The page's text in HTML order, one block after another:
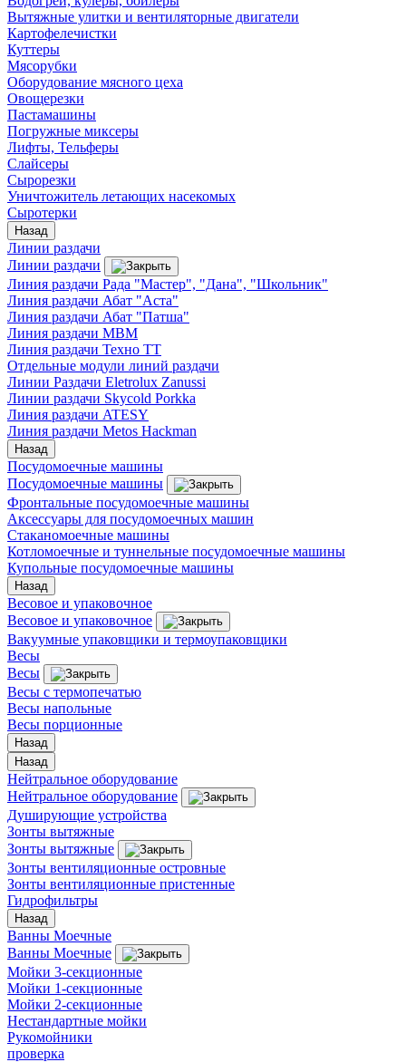
Вытяжные улитки и вентиляторные двигатели
Картофелечистки
Куттеры
Мясорубки
Оборудование мясного цеха
Овощерезки
Пастамашины
Погружные миксеры
Лифты, Тельферы
Слайсеры
Сырорезки
Уничтожитель летающих насекомых
Сыротерки
Назад
Линии раздачи
Линии раздачи
Линия раздачи Рада "Мастер", "Дана", "Школьник"
Линия раздачи Абат "Аста"
Линия раздачи Абат "Патша"
Линия раздачи МВМ
Линия раздачи Техно ТТ
Отдельные модули линий раздачи
Линии Раздачи Eletrolux Zanussi
Линии раздачи Skycold Porkka
Линия раздачи ATESY
Линия раздачи Metos Hackman
Назад
Посудомоечные машины
Посудомоечные машины
Фронтальные посудомоечные машины
Аксессуары для посудомоечных машин
Стаканомоечные машины
Котломоечные и туннельные посудомоечные машины
Купольные посудомоечные машины
Назад
Весовое и упаковочное
Весовое и упаковочное
Вакуумные упаковщики и термоупаковщики
Весы
Весы
Весы с термопечатью
Весы напольные
Весы порционные
Назад
Назад
Нейтральное оборудование
Нейтральное оборудование
Душирующие устройства
Зонты вытяжные
Зонты вытяжные
Зонты вентиляционные островные
Зонты вентиляционные пристенные
Гидрофильтры
Назад
Ванны Моечные
Ванны Моечные
Мойки 3-секционные
Мойки 1-секционные
Мойки 2-секционные
Нестандартные мойки
Рукомойники
проверка